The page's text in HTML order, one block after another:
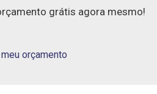
grátis agora mesmo!
orçamento